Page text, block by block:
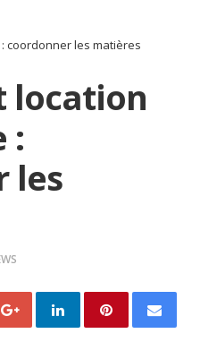
coordonner les matières
location
:
les